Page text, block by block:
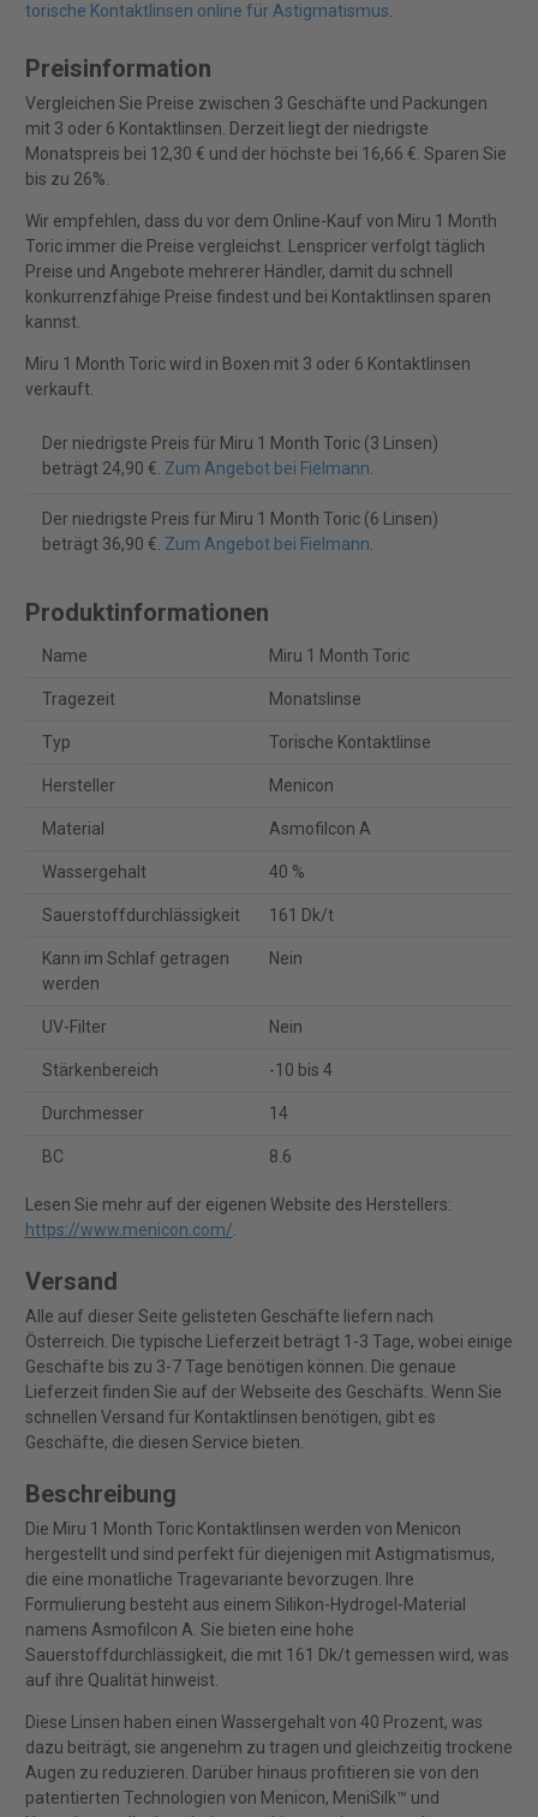
torische Kontaktlinsen online für Astigmatismus.
Preisinformation
Vergleichen Sie Preise zwischen 3 Geschäfte und Packungen
mit 3 oder 6 Kontaktlinsen. Derzeit liegt der niedrigste
Monatspreis bei 12,30 € und der höchste bei 16,66 €. Sparen Sie
bis zu 26%.
Wir empfehlen, dass du vor dem Online-Kauf von Miru 1 Month
Toric immer die Preise vergleichst. Lenspricer verfolgt täglich
Preise und Angebote mehrerer Händler, damit du schnell
konkurrenzfähige Preise findest und bei Kontaktlinsen sparen
kannst.
Miru 1 Month Toric wird in Boxen mit 3 oder 6 Kontaktlinsen
verkauft.
Der niedrigste Preis für Miru 1 Month Toric (3 Linsen)
beträgt 24,90 €. Zum Angebot bei Fielmann.
Der niedrigste Preis für Miru 1 Month Toric (6 Linsen)
beträgt 36,90 €. Zum Angebot bei Fielmann.
Produktinformationen
Name Miru 1 Month Toric
Tragezeit Monatslinse
Typ Torische Kontaktlinse
Hersteller Menicon
Material Asmofilcon A
Wassergehalt 40 %
Sauerstoffdurchlässigkeit 161 Dk/t
Kann im Schlaf getragen
werden
Nein
UV-Filter Nein
Stärkenbereich -10 bis 4
Durchmesser 14
BC 8.6
Lesen Sie mehr auf der eigenen Website des Herstellers:
https://www.menicon.com/.
Versand
Alle auf dieser Seite gelisteten Geschäfte liefern nach
Österreich. Die typische Lieferzeit beträgt 1-3 Tage, wobei einige
Geschäfte bis zu 3-7 Tage benötigen können. Die genaue
Lieferzeit finden Sie auf der Webseite des Geschäfts. Wenn Sie
schnellen Versand für Kontaktlinsen benötigen, gibt es
Geschäfte, die diesen Service bieten.
Beschreibung
Die Miru 1 Month Toric Kontaktlinsen werden von Menicon
hergestellt und sind perfekt für diejenigen mit Astigmatismus,
die eine monatliche Tragevariante bevorzugen. Ihre
Formulierung besteht aus einem Silikon-Hydrogel-Material
namens Asmofilcon A. Sie bieten eine hohe
Sauerstoffdurchlässigkeit, die mit 161 Dk/t gemessen wird, was
auf ihre Qualität hinweist.
Diese Linsen haben einen Wassergehalt von 40 Prozent, was
dazu beiträgt, sie angenehm zu tragen und gleichzeitig trockene
Augen zu reduzieren. Darüber hinaus profitieren sie von den
patentierten Technologien von Menicon, MeniSilk™ und